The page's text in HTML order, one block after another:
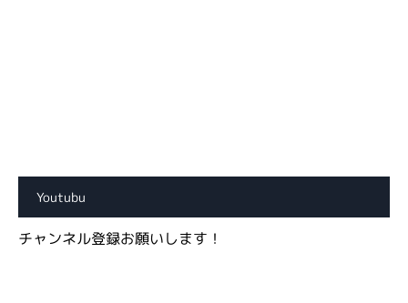
Youtubu
チャンネル登録お願いします！